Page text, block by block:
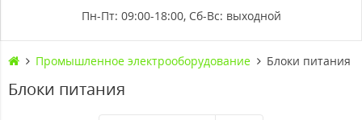
Пн-Пт: 09:00-18:00, Сб-Вс: выходной
Промышленное электрооборудование Блоки питания
Блоки питания